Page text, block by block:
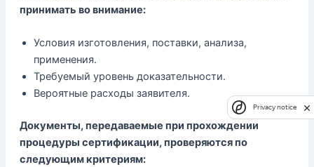
принимать во внимание:
Условия изготовления, поставки, анализа,
применения.
Требуемый уровень доказательности.
Вероятные расходы заявителя.
Документы, передаваемые при прохождении
процедуры сертификации, проверяются по
следующим критериям:
Privacy notice